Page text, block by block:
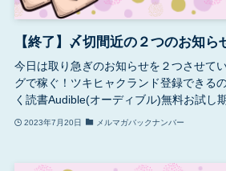
【終了】〆切間近の２つのお知ら
今日は取り急ぎのお知らせを２つさせて
グで稼ぐ！ツキヒャクランド登録できる
く読書Audible(オーディブル)無料お試し
2023年7月20日 メルマガバックナンバー